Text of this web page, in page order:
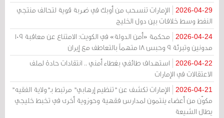
2026-04-29
الإمارات تنسحب من أوبك في ضربة قوية لتحالف منتجي
النفط وسط خلافات بين دول الخليج
2026-04-24
محكمة «أمن الدولة» في الكويت: الامتناع عن معاقبة 109
مدونين وتبرئة 9 وحبس 18 متهماً بالتعاطف مع إيران
2026-04-22
استهداف طائفي بغطاء أمني .. انتقادات حادة لملف
الاعتقالات في الإمارات
2026-04-21
الإمارات تكشف عن "تنظيم إرهابي" مرتبط بـ"ولاية الفقيه"
مكوّن من أعضاء ينتمون لمدارس فقهية وحوزوية أخرى في تخبط خليجي
يطال الشيعة